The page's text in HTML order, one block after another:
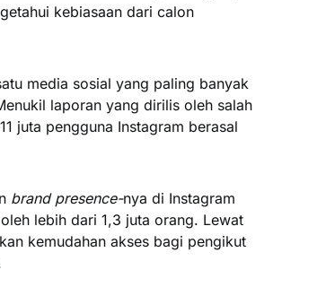
kebiasaan dari calon
media sosial yang paling banyak
laporan yang dirilis oleh salah
juta pengguna Instagram berasal
brand presence-nya di Instagram
lebih dari 1,3 juta orang. Lewat
kemudahan akses bagi pengikut